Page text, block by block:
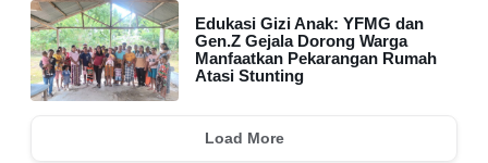
Edukasi Gizi Anak: YFMG dan
Gen.Z Gejala Dorong Warga
Manfaatkan Pekarangan Rumah
Atasi Stunting
Load More